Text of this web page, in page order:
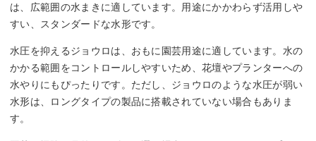
は、広範囲の水まきに適しています。用途にかかわらず活用しや
すい、スタンダードな水形です。
水圧を抑えるジョウロは、おもに園芸用途に適しています。水の
かかる範囲をコントロールしやすいため、花壇やプランターへの
水やりにもぴったりです。ただし、ジョウロのような水圧が弱い
水形は、ロングタイプの製品に搭載されていない場合もありま
す。